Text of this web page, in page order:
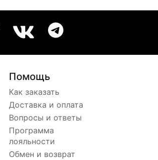
Помощь
Как заказать
Доставка и оплата
Вопросы и ответы
Программа
лояльности
Обмен и возврат